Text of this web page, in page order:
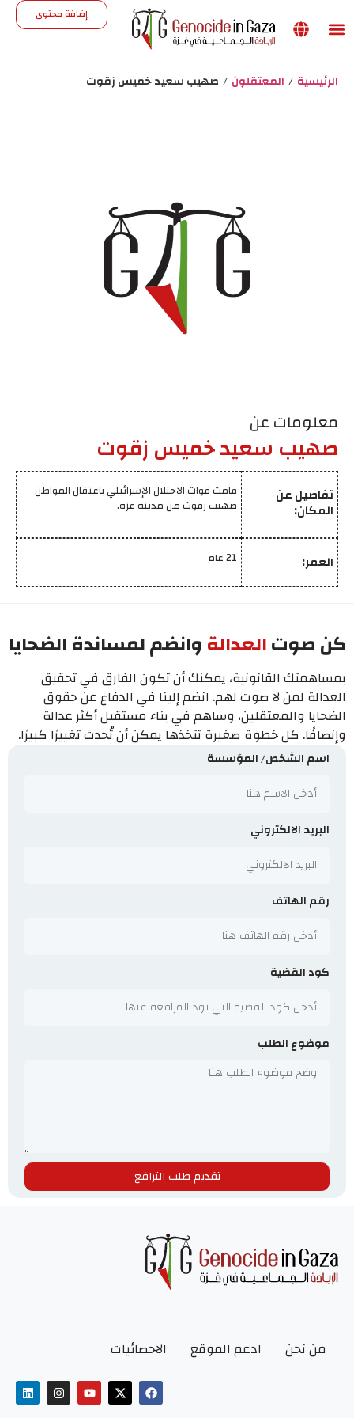
إضافة محتوى
الرئيسية / المعتقلون / صهيب سعيد خميس زقوت
معلومات عن
صهيب سعيد خميس زقوت
تفاصيل عن
المكان:
قامت قوات الاحتلال الإسرائيلي باعتقال المواطن
صهيب زقوت من مدينة غزة.
العمر: 21 عام
كن صوتالعدالةوانضم لمساندة الضحايا
بمساهمتك القانونية، يمكنك أن تكون الفارق في تحقيق
العدالة لمن لا صوت لهم. انضم إلينا في الدفاع عن حقوق
الضحايا والمعتقلين، وساهم في بناء مستقبل أكثر عدالة
وإنصافًا. كل خطوة صغيرة تتخذها يمكن أن تُحدث تغييرًا كبيرًا.
اسم الشخص/ المؤسسة
البريد الالكتروني
رقم الهاتف
كود القضية
موضوع الطلب
تقديم طلب الترافع
من نحن ادعم الموقع الاحصائيات